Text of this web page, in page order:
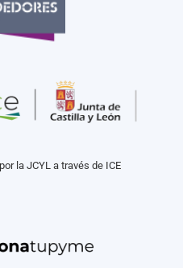
la JCYL a través de ICE